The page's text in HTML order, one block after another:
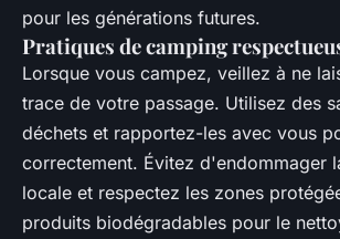
pour les générations futures.
Pratiques de camping
Lorsque vous campez, veillez à ne
trace de votre passage. Utilisez des
déchets et rapportez-les avec vous
correctement. Évitez d'endommager
locale et respectez les zones
produits biodégradables pour le